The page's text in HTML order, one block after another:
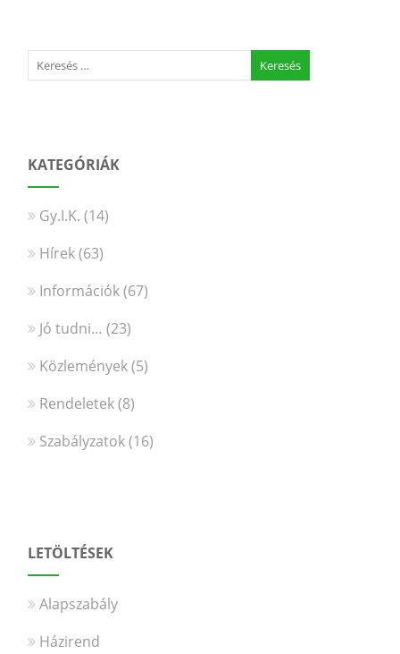
KATEGÓRIÁK
Gy.I.K. (14)
Hírek(63)
Információk(67)
Jó tudni… (23)
Közlemények(5)
Rendeletek(8)
Szabályzatok(16)
LETÖLTÉSEK
Alapszabály
Házirend